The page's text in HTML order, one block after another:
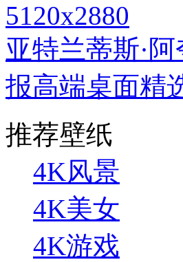
5120x2880
亚特兰蒂斯·
报高端桌面精
推荐壁纸
4K风景
4K美女
4K游戏